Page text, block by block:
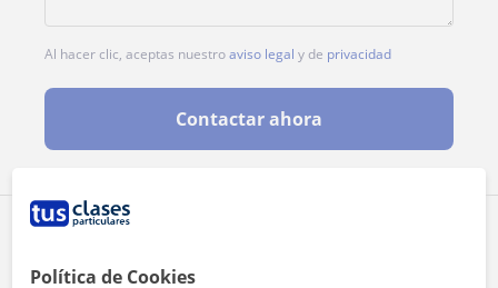
Comparte a este profesor
Al hacer clic, aceptas nuestroaviso legal y de privacidad
Contactar ahora
Política de Cookies